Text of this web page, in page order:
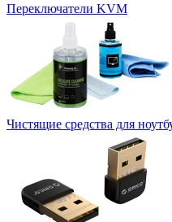
Переключатели KVM
Чистящие средства для